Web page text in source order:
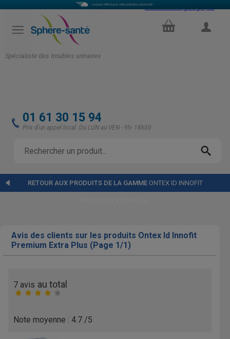
Spécialiste des troubles urinaires
Select Language
PANIER
01 61 30 15 94
Prix d'un appel local. Du LUN au VEN - 9h- 18h30
RETOUR AUX PRODUITS DE LA GAMME ONTEX ID INNOFIT
Avis des clients sur les produits Ontex Id Innofit
Premium Extra Plus (Page 1/1)
7 avis au total
Note moyenne : 4.7 /5